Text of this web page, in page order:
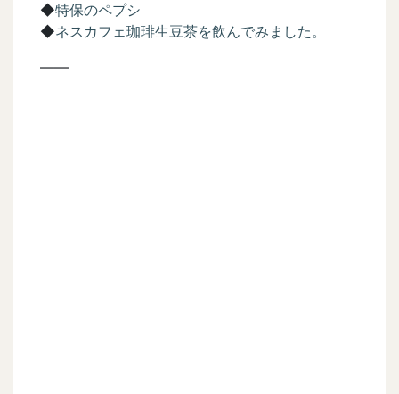
◆特保のペプシ
◆ネスカフェ珈琲生豆茶を飲んでみました。
——